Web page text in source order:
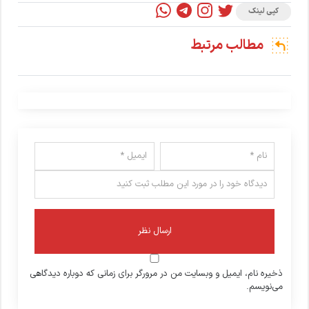
کپی لینک
مطالب مرتبط
ذخیره نام، ایمیل و وبسایت من در مرورگر برای زمانی که دوباره دیدگاهی
می‌نویسم.